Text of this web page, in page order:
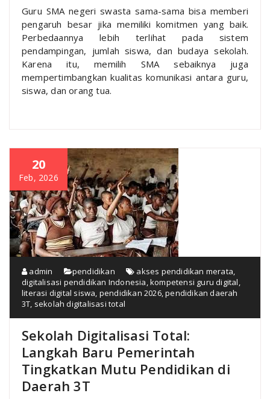
Guru SMA negeri swasta sama-sama bisa memberi
pengaruh besar jika memiliki komitmen yang baik.
Perbedaannya lebih terlihat pada sistem
pendampingan, jumlah siswa, dan budaya sekolah.
Karena itu, memilih SMA sebaiknya juga
mempertimbangkan kualitas komunikasi antara guru,
siswa, dan orang tua.
20
Feb, 2026
admin pendidikan akses pendidikan merata
digitalisasi pendidikan Indonesia ,kompetensi guru digital
literasi digital siswa pendidikan 2026,pendidikan daerah
3T sekolah digitalisasi total
Sekolah Digitalisasi Total:
Langkah Baru Pemerintah
Tingkatkan Mutu Pendidikan di
Daerah 3T